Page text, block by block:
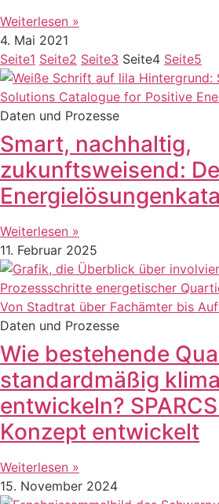
Weiterlesen »
4. Mai 2021
Seite1 Seite2 Seite3 Seite4 Seite5
Daten und Prozesse
Smart, nachhaltig,
zukunftsweisend:
Weiterlesen »
11. Februar 2025
Daten und Prozesse
Wie bestehende
standardmäßig
entwickeln?
Konzept entwickelt
Weiterlesen »
15. November 2024